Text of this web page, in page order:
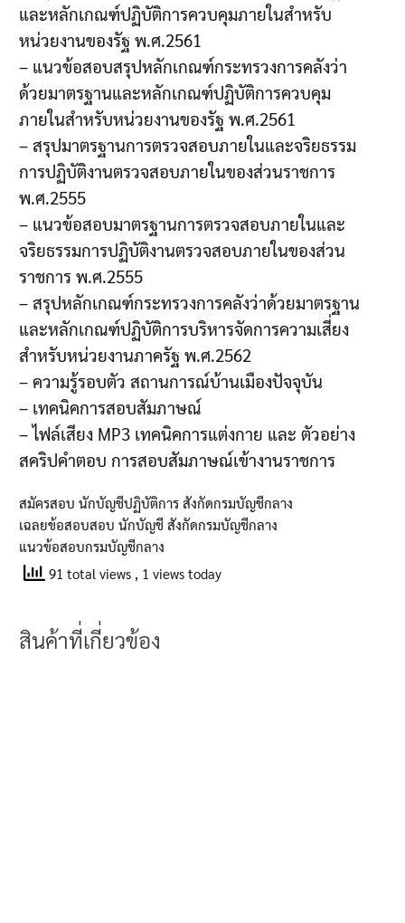
และหลักเกณฑ์ปฏิบัติการควบคุมภายในสำหรับ
หน่วยงานของรัฐ พ.ศ.2561
– แนวข้อสอบสรุปหลักเกณฑ์กระทรวงการคลังว่า
ด้วยมาตรฐานและหลักเกณฑ์ปฏิบัติการควบคุม
ภายในสำหรับหน่วยงานของรัฐ พ.ศ.2561
– สรุปมาตรฐานการตรวจสอบภายในและจริยธรรม
การปฏิบัติงานตรวจสอบภายในของส่วนราชการ
พ.ศ.2555
– แนวข้อสอบมาตรฐานการตรวจสอบภายในและ
จริยธรรมการปฏิบัติงานตรวจสอบภายในของส่วน
ราชการ พ.ศ.2555
– สรุปหลักเกณฑ์กระทรวงการคลังว่าด้วยมาตรฐาน
และหลักเกณฑ์ปฏิบัติการบริหารจัดการความเสี่ยง
สำหรับหน่วยงานภาครัฐ พ.ศ.2562
– ความรู้รอบตัว สถานการณ์บ้านเมืองปัจจุบัน
– เทคนิคการสอบสัมภาษณ์
– ไฟล์เสียง MP3 เทคนิคการแต่งกาย และ ตัวอย่าง
สคริปคำตอบ การสอบสัมภาษณ์เข้างานราชการ
สมัครสอบ นักบัญชีปฏิบัติการ สังกัดกรมบัญชีกลาง
เฉลยข้อสอบสอบ นักบัญชี สังกัดกรมบัญชีกลาง
แนวข้อสอบกรมบัญชีกลาง
91 total views , 1 views today
สินค้าที่เกี่ยวข้อง